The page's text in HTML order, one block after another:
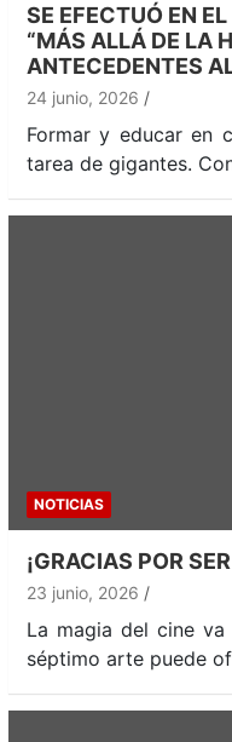
SE EFECTUÓ EN
“MÁS ALLÁ DE LA
ANTECEDENTES
24 junio, 2026
Formar y educar en
tarea de gigantes.
NOTICIAS
¡GRACIAS POR
23 junio, 2026
La magia del cine
séptimo arte puede